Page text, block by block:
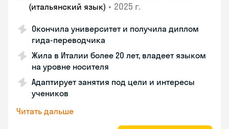
(итальянский язык) • 2025 г.
Окончила университет и получила диплом
гида-переводчика
Жила в Италии более 20 лет, владеет языком
на уровне носителя
Адаптирует занятия под цели и интересы
учеников
Читать дальше